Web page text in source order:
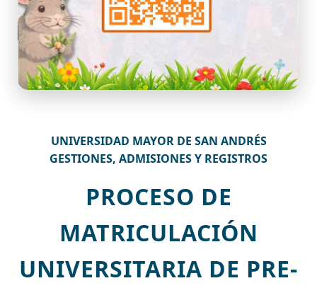
UNIVERSIDAD MAYOR DE SAN ANDRÉS
GESTIONES, ADMISIONES Y REGISTROS
PROCESO DE
MATRICULACIÓN
UNIVERSITARIA DE PRE-